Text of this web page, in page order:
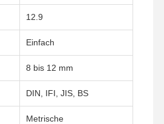
12.9
Einfach
8 bis 12 mm
DIN, IFI, JIS, BS
Metrische